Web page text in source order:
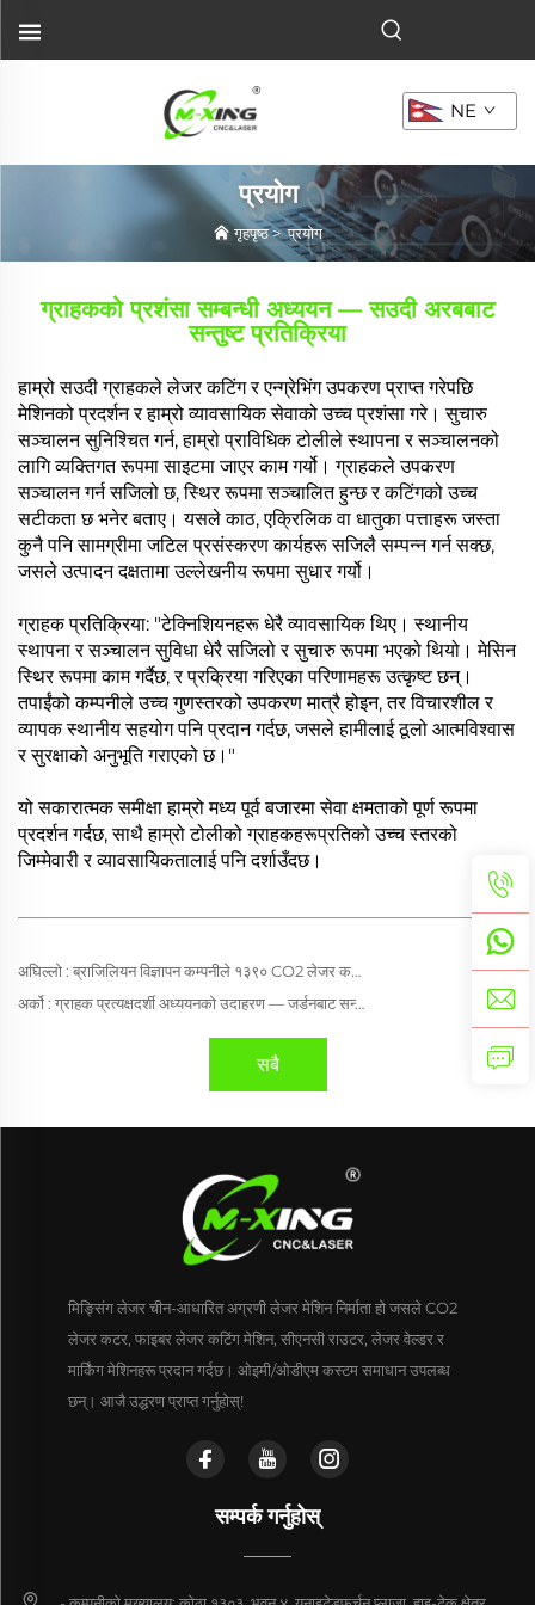
NE
प्रयोग
गृहपृष्ठ>प्रयोग
ग्राहकको प्रशंसा सम्बन्धी अध्ययन — सउदी अरबबाट
सन्तुष्ट प्रतिक्रिया
हाम्रो सउदी ग्राहकले लेजर कटिंग र एन्ग्रेभिंग उपकरण प्राप्त गरेपछि
मेशिनको प्रदर्शन र हाम्रो व्यावसायिक सेवाको उच्च प्रशंसा गरे। सुचारु
सञ्चालन सुनिश्चित गर्न, हाम्रो प्राविधिक टोलीले स्थापना र सञ्चालनको
लागि व्यक्तिगत रूपमा साइटमा जाएर काम गर्यो। ग्राहकले उपकरण
सञ्चालन गर्न सजिलो छ, स्थिर रूपमा सञ्चालित हुन्छ र कटिंगको उच्च
सटीकता छ भनेर बताए। यसले काठ, एक्रिलिक वा धातुका पत्ताहरू जस्ता
कुनै पनि सामग्रीमा जटिल प्रसंस्करण कार्यहरू सजिलै सम्पन्न गर्न सक्छ,
जसले उत्पादन दक्षतामा उल्लेखनीय रूपमा सुधार गर्यो।
ग्राहक प्रतिक्रिया: "टेक्निशियनहरू धेरै व्यावसायिक थिए। स्थानीय
स्थापना र सञ्चालन सुविधा धेरै सजिलो र सुचारु रूपमा भएको थियो। मेसिन
स्थिर रूपमा काम गर्दैछ, र प्रक्रिया गरिएका परिणामहरू उत्कृष्ट छन्।
तपाईंको कम्पनीले उच्च गुणस्तरको उपकरण मात्रै होइन, तर विचारशील र
व्यापक स्थानीय सहयोग पनि प्रदान गर्दछ, जसले हामीलाई ठूलो आत्मविश्वास
र सुरक्षाको अनुभूति गराएको छ।"
यो सकारात्मक समीक्षा हाम्रो मध्य पूर्व बजारमा सेवा क्षमताको पूर्ण रूपमा
प्रदर्शन गर्दछ, साथै हाम्रो टोलीको ग्राहकहरूप्रतिको उच्च स्तरको
जिम्मेवारी र व्यावसायिकतालाई पनि दर्शाउँदछ।
अघिल्लो : ब्राजिलियन विज्ञापन कम्पनीले १३९० CO2 लेजर कटिंग मेशिन प्रयोग गरेर एक्रिलिक कटिंग क्षमता कसरी सुधार्यो
अर्को : ग्राहक प्रत्यक्षदर्शी अध्ययनको उदाहरण — जर्डनबाट सन्तुष्ट प्रतिक्रिया
सबै
मिङ्सिंग लेजर चीन-आधारित अग्रणी लेजर मेशिन निर्माता हो जसले CO2
लेजर कटर, फाइबर लेजर कटिंग मेशिन, सीएनसी राउटर, लेजर वेल्डर र
मार्किंग मेशिनहरू प्रदान गर्दछ। ओइमी/ओडीएम कस्टम समाधान उपलब्ध
छन्। आजै उद्धरण प्राप्त गर्नुहोस्!
सम्पर्क गर्नुहोस्